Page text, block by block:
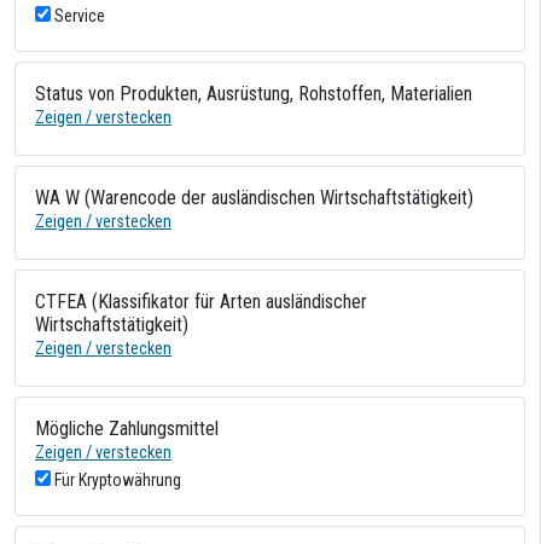
Service
Status von Produkten, Ausrüstung, Rohstoffen, Materialien
Zeigen / verstecken
WA W (Warencode der ausländischen Wirtschaftstätigkeit)
Zeigen / verstecken
CTFEA (Klassifikator für Arten ausländischer
Wirtschaftstätigkeit)
Zeigen / verstecken
Mögliche Zahlungsmittel
Zeigen / verstecken
Für Kryptowährung